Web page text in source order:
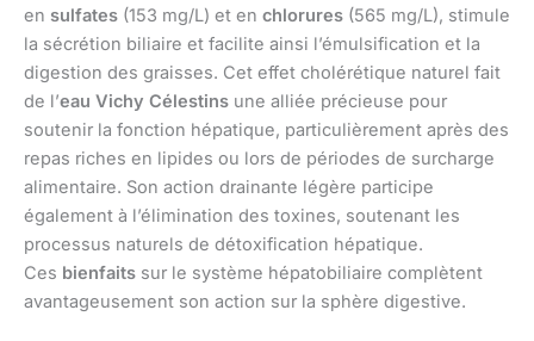
en sulfates (153 mg/L) et en chlorures (565 mg/L), stimule
la sécrétion biliaire et facilite ainsi l’émulsification et la
digestion des graisses. Cet effet cholérétique naturel fait
de l’eau Vichy Célestins une alliée précieuse pour
soutenir la fonction hépatique, particulièrement après des
repas riches en lipides ou lors de périodes de surcharge
alimentaire. Son action drainante légère participe
également à l’élimination des toxines, soutenant les
processus naturels de détoxification hépatique.
Ces bienfaits sur le système hépatobiliaire complètent
avantageusement son action sur la sphère digestive.